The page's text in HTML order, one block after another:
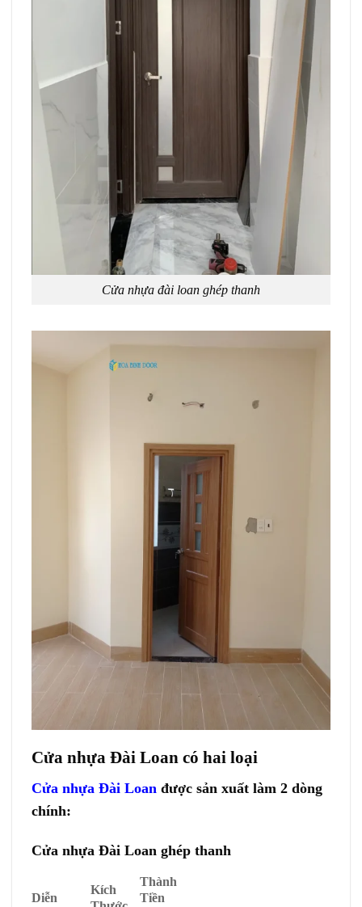
Cửa nhựa đài loan ghép thanh
Cửa nhựa Đài Loan có hai loại
Cửa nhựa Đài Loan được sản xuất làm 2 dòng
chính:
Cửa nhựa Đài Loan ghép thanh
Diễn
Kích
Thành
Tiền